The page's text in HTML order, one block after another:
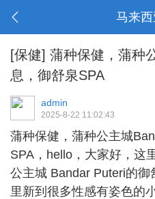
马来
[保健] 蒲种保健，蒲种
息，御舒泉SPA
admin
2025-8-22 11:02:43
蒲种保健 ，蒲种公主城
SPA，hello，大家好，这
公主城 Bandar Puteri的
里新到很多性感有姿色的